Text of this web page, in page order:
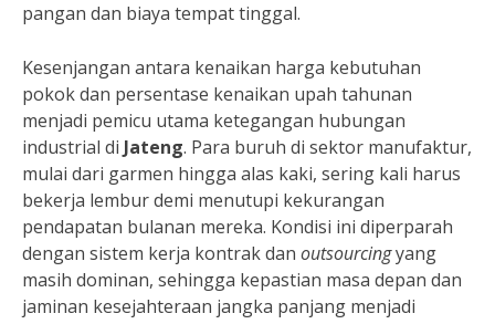
pangan dan biaya tempat tinggal.
Kesenjangan antara kenaikan harga kebutuhan
pokok dan persentase kenaikan upah tahunan
menjadi pemicu utama ketegangan hubungan
industrial di Jateng. Para buruh di sektor manufaktur,
mulai dari garmen hingga alas kaki, sering kali harus
bekerja lembur demi menutupi kekurangan
pendapatan bulanan mereka. Kondisi ini diperparah
dengan sistem kerja kontrak dan outsourcingyang
masih dominan, sehingga kepastian masa depan dan
jaminan kesejahteraan jangka panjang menjadi